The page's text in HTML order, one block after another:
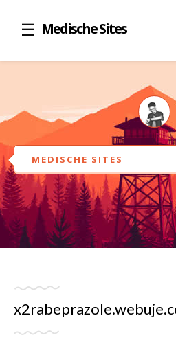
Medische Sites
MEDISCHE SITES